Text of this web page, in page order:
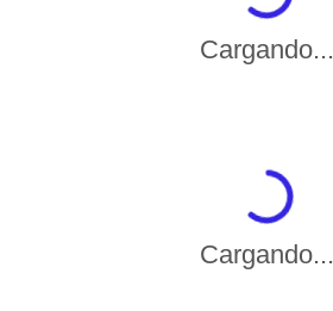
Cargando...
Cargando...